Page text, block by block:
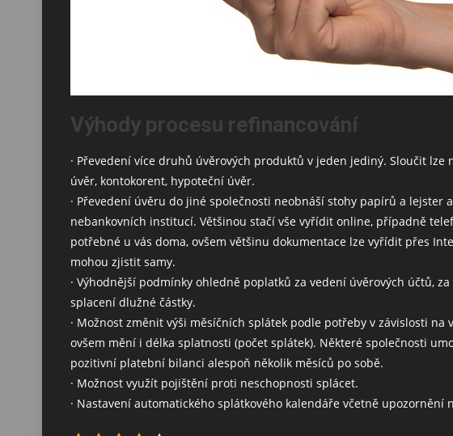
Výhody procesu refinancování
· Převedení více druhů úvěrových produktů v jeden jediný. Sloučit
úvěr, kontokorent, hypoteční úvěr.
· Převedení úvěru do jiné společnosti neobnáší stohy papírů a lejster
nebankovních institucí. Většinou stačí vše vyřídit online, případně
potřebné u vás doma, ovšem většinu dokumentace lze vyřídit přes
mohou zjistit samy.
· Výhodnější podmínky ohledně poplatků za vedení úvěrových účtů,
splacení dlužné částky.
· Možnost změnit výši měsíčních splátek podle potřeby v závislosti
ovšem mění i délka splatnosti (počet splátek). Některé společnosti
pozitivní platební bilanci alespoň několik měsíců po sobě.
· Možnost využít pojištění proti neschopnosti splácet.
· Nastavení automatického splátkového kalendáře včetně upozornění